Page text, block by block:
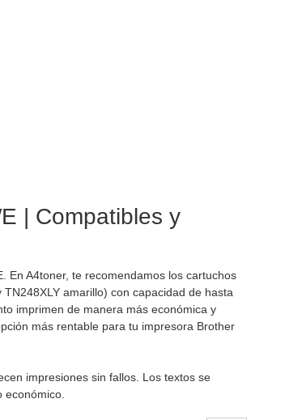
| Compatibles y
En A4toner, te recomendamos los cartuchos
amarillo) con capacidad de hasta
imprimen de manera más económica y
más rentable para tu impresora Brother
impresiones sin fallos. Los textos se